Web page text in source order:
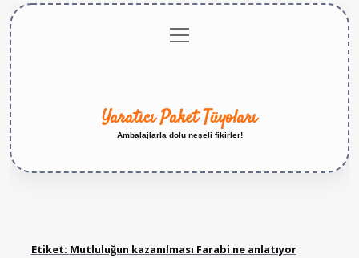
menüyü
aç
Yaratıcı Paket Tüyoları
Ambalajlarla dolu neşeli fikirler!
Etiket: Mutluluğun kazanılması Farabi ne anlatıyor